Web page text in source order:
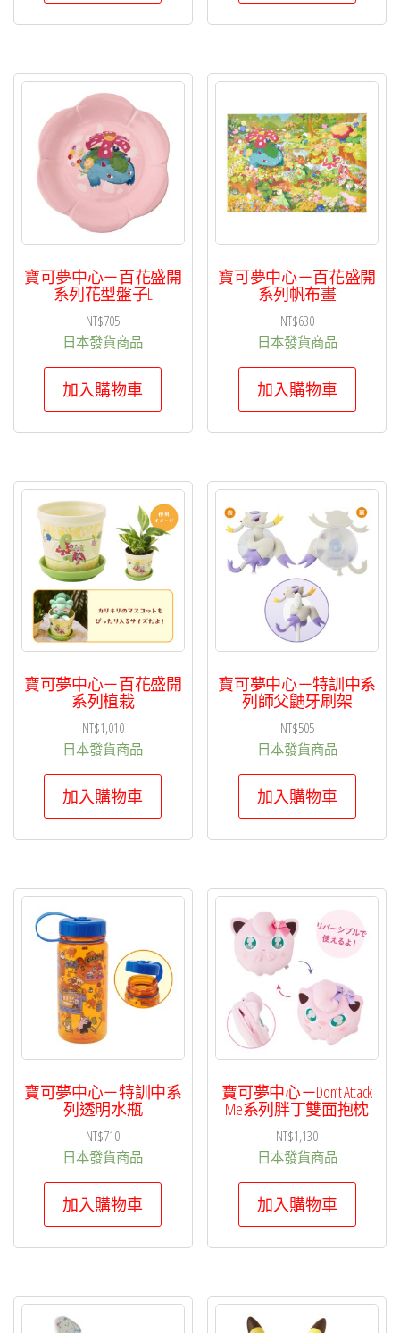
寶可夢中心－百花盛開
系列花型盤子L
NT$705
日本發貨商品
加入購物車
寶可夢中心－百花盛開
系列帆布畫
NT$630
日本發貨商品
加入購物車
寶可夢中心－百花盛開
系列植栽
NT$1,010
日本發貨商品
加入購物車
寶可夢中心－特訓中系
列師父鼬牙刷架
NT$505
日本發貨商品
加入購物車
寶可夢中心－特訓中系
列透明水瓶
NT$710
日本發貨商品
加入購物車
寶可夢中心－Don’t Attack
Me系列胖丁雙面抱枕
NT$1,130
日本發貨商品
加入購物車